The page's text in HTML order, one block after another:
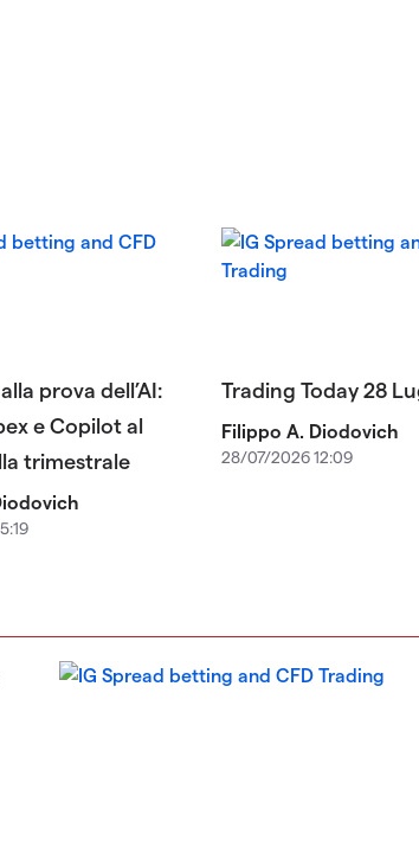
prova dell’AI:
e Copilot al
trimestrale
Trading Today 28
Filippo A. Diodovich
28/07/2026 12:09